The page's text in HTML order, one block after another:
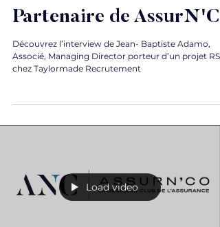
Partenaire de AssurN'Co
Découvrez l’interview de Jean- Baptiste Adamo,
Associé, Managing Director porteur d’un projet RSE
chez Taylormade Recrutement
Load video